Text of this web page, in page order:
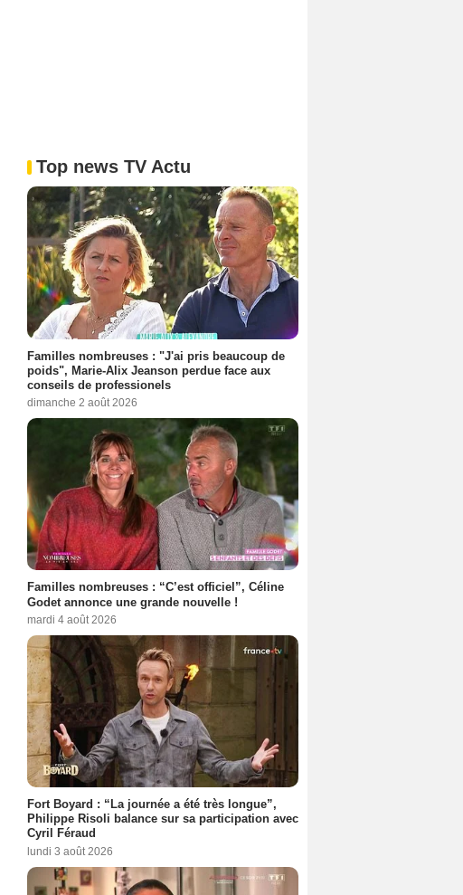
Top news TV Actu
Familles nombreuses : "J'ai pris beaucoup de
poids", Marie-Alix Jeanson perdue face aux
conseils de professionels
dimanche 2 août 2026
Familles nombreuses : “C’est officiel”, Céline
Godet annonce une grande nouvelle !
mardi 4 août 2026
Fort Boyard : “La journée a été très longue”,
Philippe Risoli balance sur sa participation avec
Cyril Féraud
lundi 3 août 2026